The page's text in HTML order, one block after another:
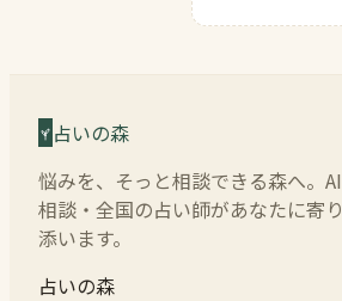
占いの森
悩みを、そっと相談できる森へ。AI
相談・全国の占い師があなたに寄り
添います。
占いの森